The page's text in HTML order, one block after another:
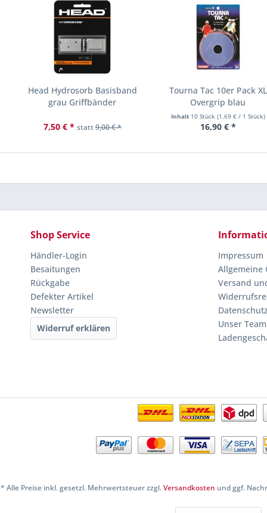
Head Hydrosorb Basisband
grau Griffbänder
7,50 € * statt9,00 € *
Tourna Tac 10er Pack XL
Overgrip blau
Inhalt 10 Stück (1,69 €/ 1 Stück)
16,90 € *
Shop Service
Händler-Login
Besaitungen
Rückgabe
Defekter Artikel
Newsletter
Widerruf erklären
Impressum
Allgemeine
Versand
Unser Team
* Alle Preise inkl. gesetzl. Mehrwertsteuer zzgl.Versandkosten und ggf.